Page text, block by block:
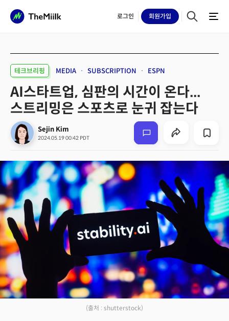
로그인 회원가입
테크브리핑 MEDIA SUBSCRIPTION ESPN
AI스타트업, 심판의 시간이 온다...
스트리밍은 스포츠로 눈귀 잡는다
Sejin Kim
2024.05.19 00:42 PDT
(출처 : shutterstock)